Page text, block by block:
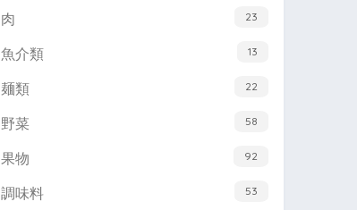
肉 23
魚介類 13
麺類 22
野菜 58
果物 92
調味料 53